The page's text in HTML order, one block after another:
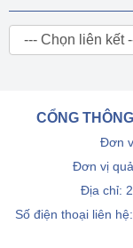
CỔNG
Đơn
Đơn vị
Địa chỉ:
Số điện thoại liên